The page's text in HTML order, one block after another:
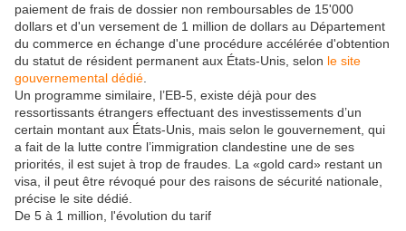
paiement de frais de dossier non remboursables de 15'000
dollars et d'un versement de 1 million de dollars au Département
du commerce en échange d'une procédure accélérée d'obtention
du statut de résident permanent aux États-Unis, selon le site
gouvernemental dédié
Un programme similaire, l’EB-5, existe déjà pour des
ressortissants étrangers effectuant des investissements d’un
certain montant aux États-Unis, mais selon le gouvernement, qui
a fait de la lutte contre l’immigration clandestine une de ses
priorités, il est sujet à trop de fraudes. La «gold card» restant un
visa, il peut être révoqué pour des raisons de sécurité nationale,
précise le site dédié.
De 5 à 1 million, l'évolution du tarif